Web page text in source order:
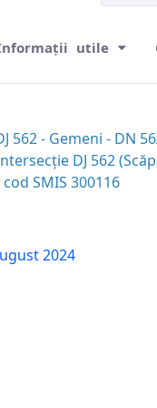
utile
- Gemeni - DN
DJ 562
SMIS 300116
2024